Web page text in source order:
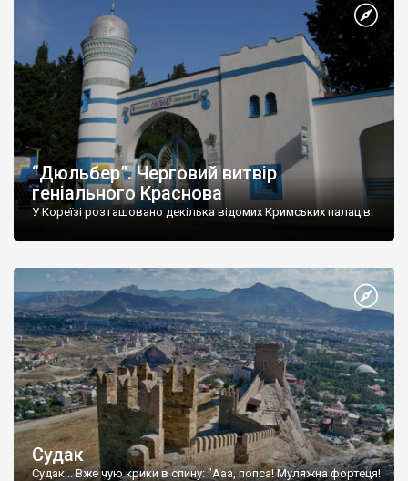
“Дюльбер”. Черговий витвір
геніального Краснова
У Кореїзі розташовано декілька відомих Кримських палаців.
Судак
Судак... Вже чую крики в спину: "Ааа, попса! Муляжна фортеця!